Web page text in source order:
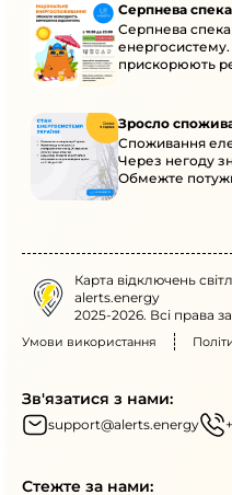
Серпнева
Серпнева
енергосистему.
прискорюють
Зросло
Споживання
Через негоду
Обмежте
Карта відключень
alerts.energy
2025-2026. Всі права
Умови використання
Зв'язатися з нами:
support@alerts.energy
Стежте за нами: